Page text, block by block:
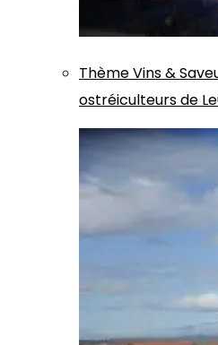
ThèmeVins &
ostréiculteurs de